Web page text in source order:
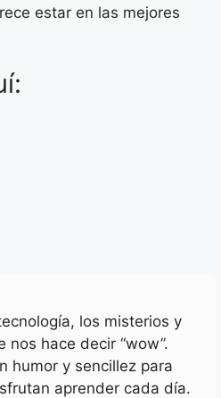
estar en las mejores
los misterios y
nos hace decir “wow”.
humor y sencillez para
aprender cada día.